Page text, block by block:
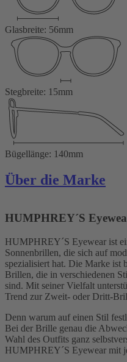
Glasbreite: 56mm
Stegbreite: 15mm
Bügellänge: 140mm
Über die Marke
HUMPHREY´S
HUMPHREY´S Eyewear ist
Sonnenbrillen, die sich auf
spezialisiert hat. Die Marke ist
Brillen, die in verschiedenen
sind. Mit seiner Vielfalt
Trend zur Zweit- oder Dritt-
Denn warum auf einen Stil
Bei der Brille genau die
Wahl des Outfits ganz
HUMPHREY´S Eyewear mit